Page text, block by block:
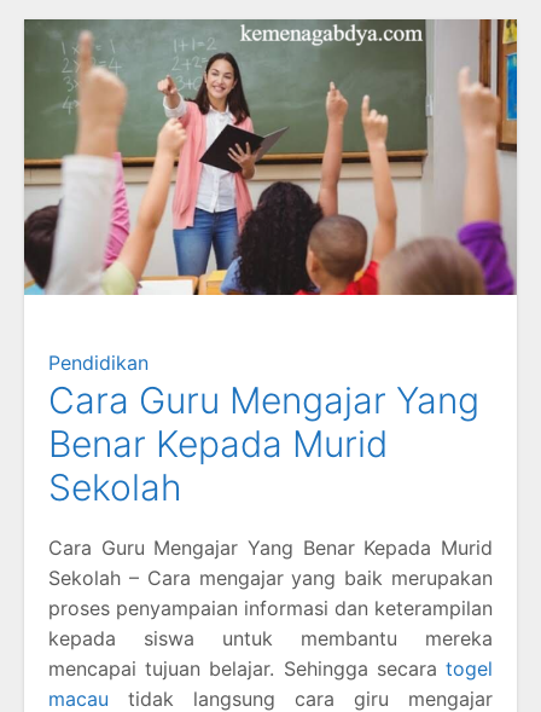
Pendidikan
Cara Guru Mengajar Yang
Benar Kepada Murid
Sekolah
Cara Guru Mengajar Yang Benar Kepada Murid
Sekolah – Cara mengajar yang baik merupakan
proses penyampaian informasi dan keterampilan
kepada siswa untuk membantu mereka
mencapai tujuan belajar. Sehingga secara togel
macau tidak langsung cara giru mengajar